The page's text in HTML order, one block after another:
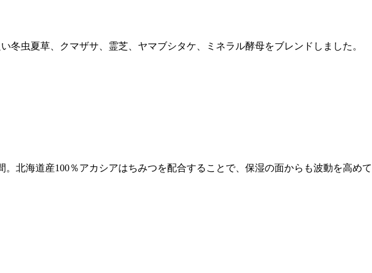
冬虫夏草、クマザサ、霊芝、ヤマブシタケ、ミネラル酵母をブレンドしました。
北海道産100％アカシアはちみつを配合することで、保湿の面からも波動を高めて